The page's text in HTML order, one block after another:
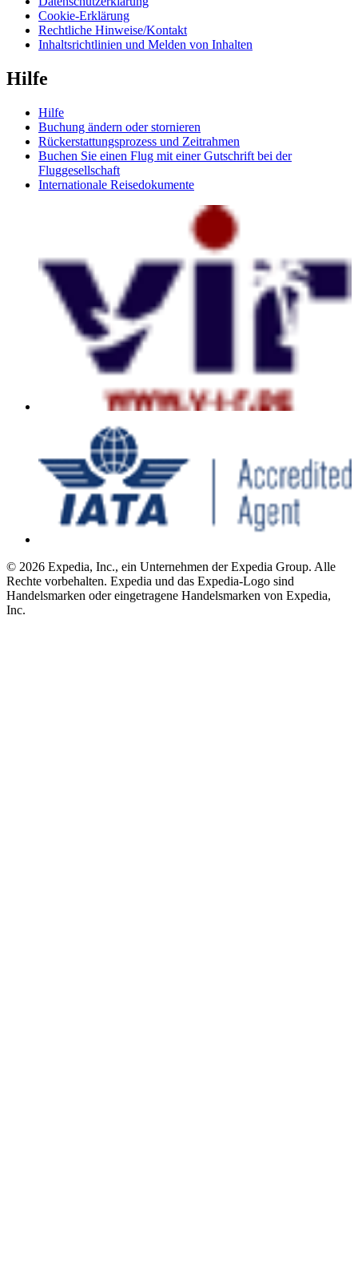
Cookie-Erklärung
Rechtliche Hinweise/Kontakt
Inhaltsrichtlinien und Melden von Inhalten
Hilfe
Hilfe
Buchung ändern oder stornieren
Rückerstattungsprozess und Zeitrahmen
Buchen Sie einen Flug mit einer Gutschrift bei der
Fluggesellschaft
Internationale Reisedokumente
© 2026 Expedia, Inc., ein Unternehmen der Expedia Group. Alle
Rechte vorbehalten. Expedia und das Expedia-Logo sind
Handelsmarken oder eingetragene Handelsmarken von Expedia,
Inc.